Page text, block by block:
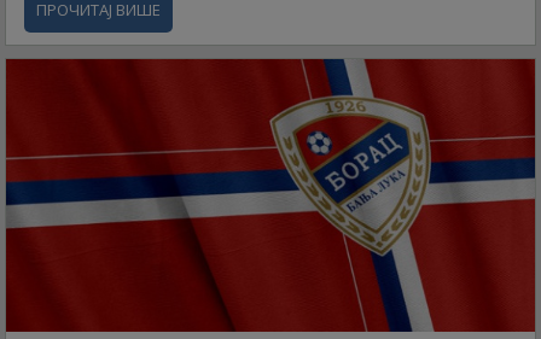
ПРОЧИТАЈ ВИШЕ